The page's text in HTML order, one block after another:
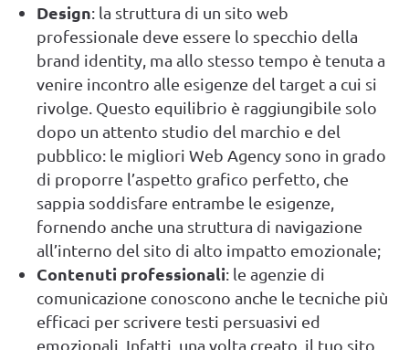
Design: la struttura di un sito web
professionale deve essere lo specchio della
brand identity, ma allo stesso tempo è tenuta a
venire incontro alle esigenze del target a cui si
rivolge. Questo equilibrio è raggiungibile solo
dopo un attento studio del marchio e del
pubblico: le migliori Web Agency sono in grado
di proporre l’aspetto grafico perfetto, che
sappia soddisfare entrambe le esigenze,
fornendo anche una struttura di navigazione
all’interno del sito di alto impatto emozionale;
Contenuti professionali: le agenzie di
comunicazione conoscono anche le tecniche più
efficaci per scrivere testi persuasivi ed
emozionali. Infatti, una volta creato, il tuo sito